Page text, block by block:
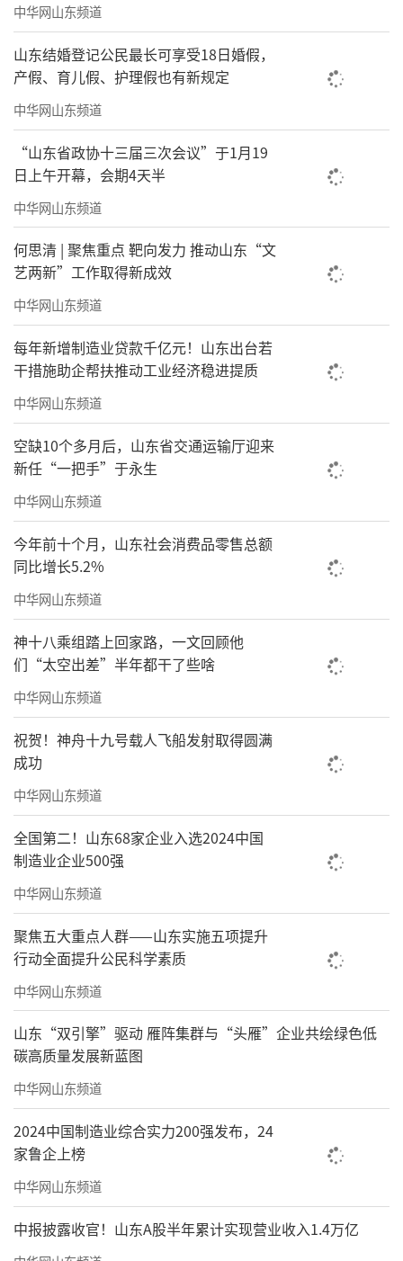
青岛文化市场周末集市的魅力，在于它
的“亲民”与“便捷”。无论你是资深的收藏
家，还是只想在周末寻觅一丝宁静的普通人，
这里都能包容你的好奇与闲适。地铁2号线利津
路站、4号线昌乐路站步行即达，乘坐公共交通
就能轻松开启这场文化之旅
从老文化街的人声鼎沸，到如今青岛文化
市场的焕新起航，周末集市的烟火气从未消
散。这个周末，不妨暂别喧嚣，来这里走一
走。在讨价还价声中，在旧纸堆的墨香里，淘
一件心仪好物，听一段尘封往事，解锁那份独
属于青岛的文化慢时光。
中华网山东频道
山东结婚登记公民最长可享受18日婚假，
产假、育儿假、护理假也有新规定
中华网山东频道
“山东省政协十三届三次会议”于1月19
日上午开幕，会期4天半
中华网山东频道
何思清 | 聚焦重点 靶向发力 推动山东“文
艺两新”工作取得新成效
中华网山东频道
每年新增制造业贷款千亿元！山东出台若
干措施助企帮扶推动工业经济稳进提质
中华网山东频道
空缺10个多月后，山东省交通运输厅迎来
新任“一把手”于永生
中华网山东频道
今年前十个月，山东社会消费品零售总额
同比增长5.2%
中华网山东频道
神十八乘组踏上回家路，一文回顾他
们“太空出差”半年都干了些啥
中华网山东频道
祝贺！神舟十九号载人飞船发射取得圆满
成功
中华网山东频道
全国第二！山东68家企业入选2024中国
制造业企业500强
中华网山东频道
聚焦五大重点人群——山东实施五项提升
行动全面提升公民科学素质
中华网山东频道
山东“双引擎”驱动 雁阵集群与“头雁”企业共绘绿色低
碳高质量发展新蓝图
中华网山东频道
2024中国制造业综合实力200强发布，24
家鲁企上榜
中华网山东频道
中报披露收官！山东A股半年累计实现营业收入1.4万亿